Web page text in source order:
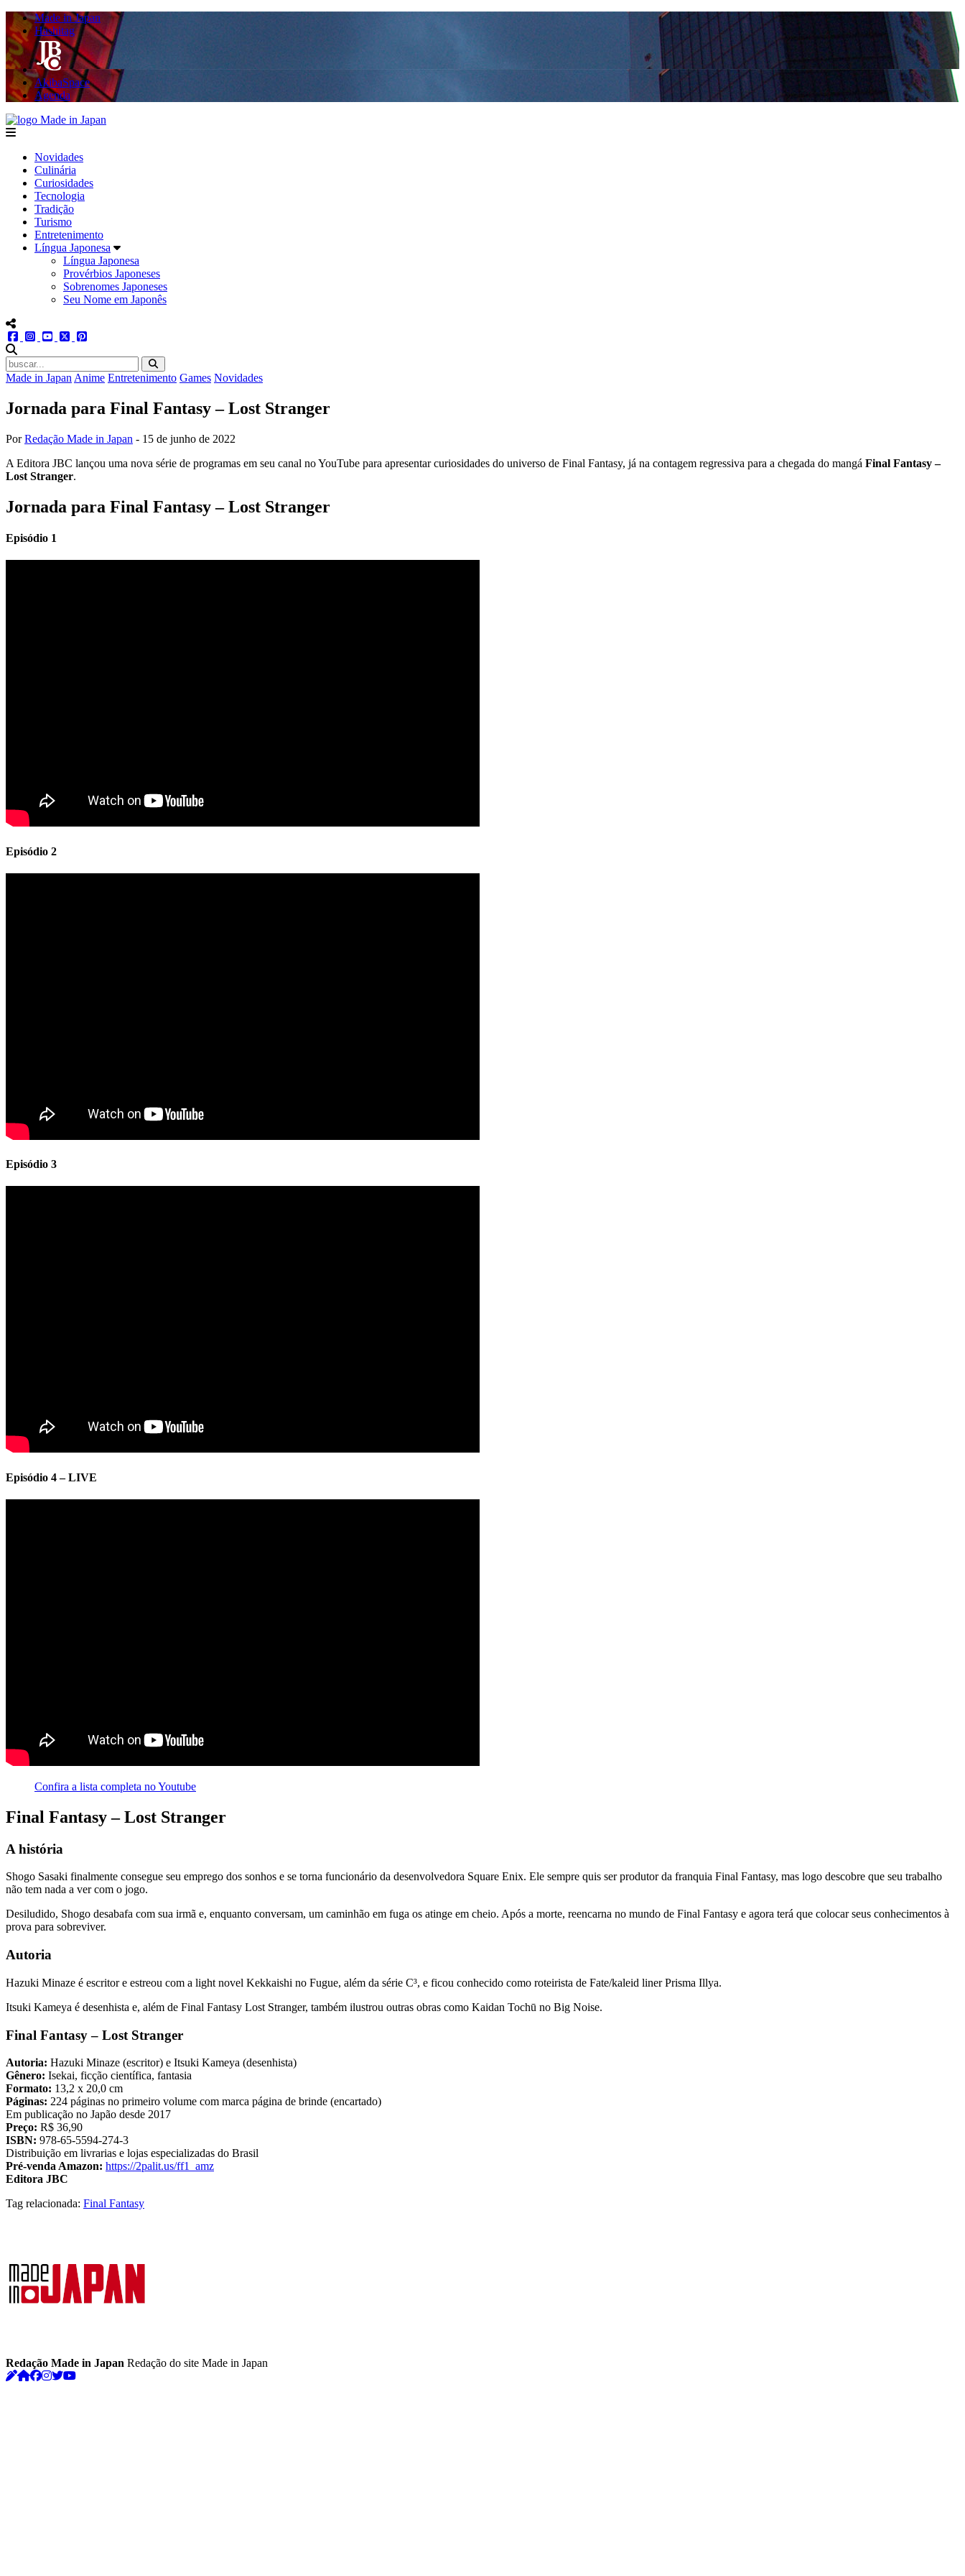
Made in Japan
Hashitag
AkibaSpace
Agenda
menu
Novidades
Culinária
Curiosidades
Tecnologia
Tradição
Turismo
Entretenimento
Língua Japonesa
Língua Japonesa
Provérbios Japoneses
Sobrenomes Japoneses
Seu Nome em Japonês
menu redes social
facebookinstagram
youtube
twitter
Made in Japan Anime Entretenimento Games Novidades
Jornada para Final Fantasy – Lost Stranger
PorRedação Made in Japan - 15 de junho de 2022
A Editora JBC lançou uma nova série de programas em seu canal no YouTube para apresentar curiosidades do universo de Final Fantasy, já na contagem regressiva para a chegada do mangá Final Fantasy –
Lost Stranger.
Jornada para Final Fantasy – Lost Stranger
Episódio 1
Episódio 2
Episódio 3
Episódio 4 – LIVE
Confira a lista completa no Youtube
Final Fantasy – Lost Stranger
A história
Shogo Sasaki finalmente consegue seu emprego dos sonhos e se torna funcionário da desenvolvedora Square Enix. Ele sempre quis ser produtor da franquia Final Fantasy, mas logo descobre que seu trabalho
não tem nada a ver com o jogo.
Desiludido, Shogo desabafa com sua irmã e, enquanto conversam, um caminhão em fuga os atinge em cheio. Após a morte, reencarna no mundo de Final Fantasy e agora terá que colocar seus conhecimentos à
prova para sobreviver.
Autoria
Hazuki Minaze é escritor e estreou com a light novel Kekkaishi no Fugue, além da série C³, e ficou conhecido como roteirista de Fate/kaleid liner Prisma Illya.
Itsuki Kameya é desenhista e, além de Final Fantasy Lost Stranger, também ilustrou outras obras como Kaidan Tochū no Big Noise.
Final Fantasy – Lost Stranger
Autoria: Hazuki Minaze (escritor) e Itsuki Kameya (desenhista)
Gênero: Isekai, ficção científica, fantasia
Formato: 13,2 x 20,0 cm
Páginas: 224 páginas no primeiro volume com marca página de brinde (encartado)
Em publicação no Japão desde 2017
Preço: R$ 36,90
ISBN: 978-65-5594-274-3
Distribuição em livrarias e lojas especializadas do Brasil
Pré-venda Amazon: https://2palit.us/ff1_amz
Editora JBC
Tag relacionada: Final Fantasy
Redação Made in Japan Redação do site Made in Japan